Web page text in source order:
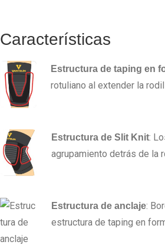
Características
Estructura de taping en
rotuliano al extender la
Estructura de Slit Knit:
agrupamiento detrás de la
Estructura de anclaje:
estructura de taping en